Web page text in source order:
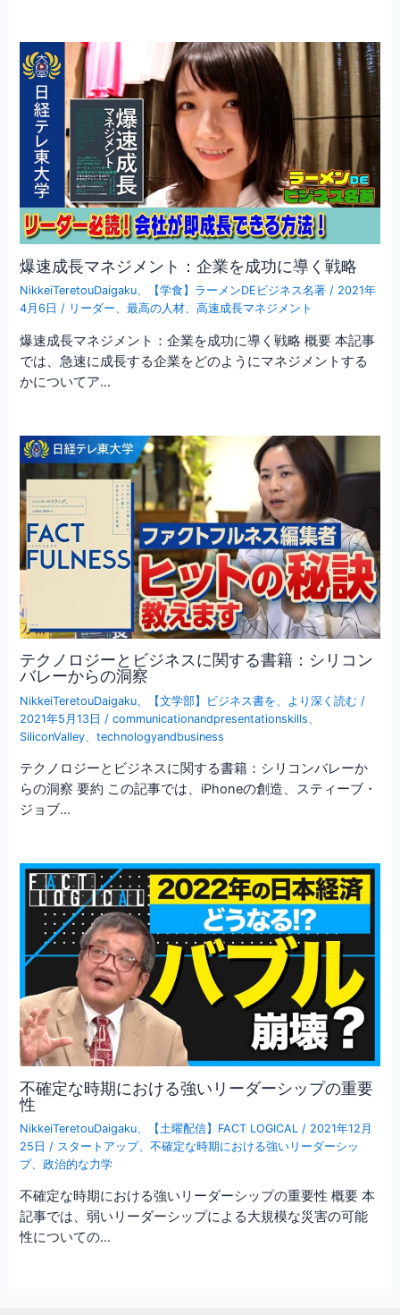
爆速成長マネジメント：企業を成功に導く戦略
NikkeiTeretouDaigaku、 【学食】ラーメンDEビジネス名著 / 2021年
4月6日 / リーダー、最高の人材、高速成長マネジメント
爆速成長マネジメント：企業を成功に導く戦略 概要 本記事
では、急速に成長する企業をどのようにマネジメントする
かについてア…
テクノロジーとビジネスに関する書籍：シリコン
バレーからの洞察
NikkeiTeretouDaigaku 【文学部】ビジネス書を、より深く読む /
2021年5月13日 /communicationandpresentationskills
SiliconValley 、technologyandbusiness
テクノロジーとビジネスに関する書籍：シリコンバレーか
らの洞察 要約 この記事では、iPhoneの創造、スティーブ・
ジョブ…
不確定な時期における強いリーダーシップの重要
性
NikkeiTeretouDaigaku 【土曜配信】FACT LOGICAL / 2021年12月
25日 / スタートアップ、不確定な時期における強いリーダーシッ
プ、政治的な力学
不確定な時期における強いリーダーシップの重要性 概要 本
記事では、弱いリーダーシップによる大規模な災害の可能
性についての…